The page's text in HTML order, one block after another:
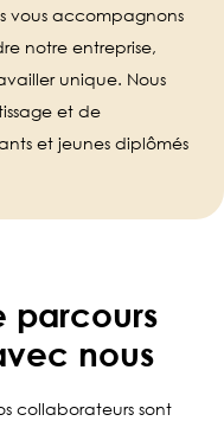
vous accompagnons
notre entreprise,
unique. Nous
et de
et jeunes diplômés
parcours
nous
collaborateurs sont